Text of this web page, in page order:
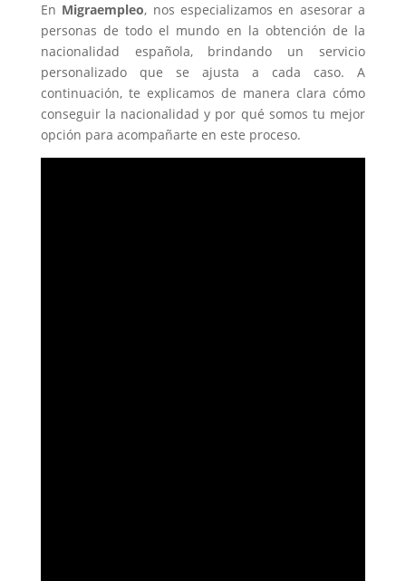
En Migraempleo, nos especializamos en asesorar a
personas de todo el mundo en la obtención de la
nacionalidad española, brindando un servicio
personalizado que se ajusta a cada caso. A
continuación, te explicamos de manera clara cómo
conseguir la nacionalidad y por qué somos tu mejor
opción para acompañarte en este proceso.